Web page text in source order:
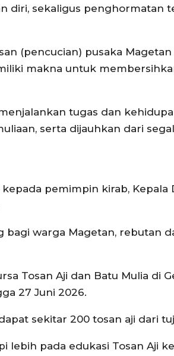
diri, sekaligus penghormatan
(pencucian) pusaka
makna untuk
tugas dan
serta dijauhkan dari
pemimpin kirab, Kepala
bagi warga Magetan, rebutan
Tosan Aji dan Batu Mulia di
27 Juni 2026.
sekitar 200 tosan aji dari
lebih pada edukasi Tosan Aji